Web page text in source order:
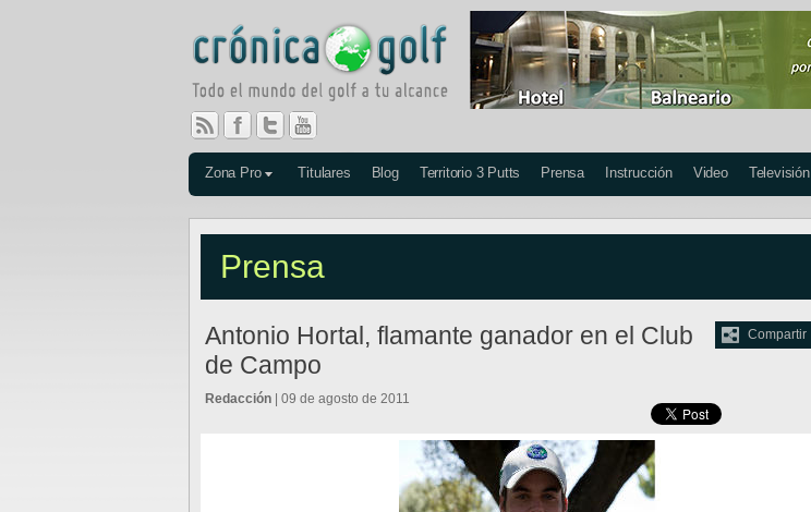
Zona Pro Titulares Blog Territorio 3 Putts Prensa Instrucción Video Televisión
Prensa
Compartir
Antonio Hortal, flamante ganador en el Club
de Campo
Redacción | 09 de agosto de 2011